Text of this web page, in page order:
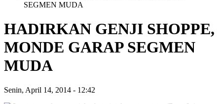
SEGMEN MUDA
HADIRKAN GENJI SHOPPE,
MONDE GARAP SEGMEN
MUDA
Senin, April 14, 2014 - 12:42